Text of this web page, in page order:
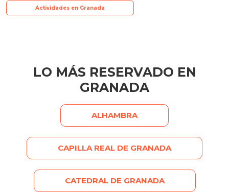
Actividades en Granada
LO MÁS RESERVADO EN
GRANADA
ALHAMBRA
CAPILLA REAL DE GRANADA
CATEDRAL DE GRANADA